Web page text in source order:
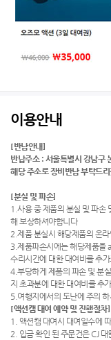
이용안내
[반납안내]
반납주소 : 서울특별시 강남구
해당 주소로 장비반납 부탁드
[분실 및 파손]
1.사용 중 제품의 분실 및 파손
해 보상하셔야합니다
2.제품 분실시 해당제품의 온
3.제품파손시에는 해당제품을
수리시간에 대한 대여비를 추
4.부당하게 제품의 파손 및 분
지 초과분에 대한 대여비를 추
5.여행지에서의 도난에 주의
[액션캠 대여 예약 및 진행절차]
1. 액션캠 대여시 대여일수에
2. 입금 확인 된 주문건은 CJ 대